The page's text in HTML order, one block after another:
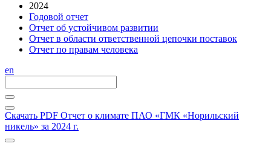
2024
Годовой отчет
Отчет об устойчивом развитии
Отчет в области ответственной цепочки поставок
Отчет по правам человека
en
Скачать PDF Отчет о климате ПАО «ГМК «Норильский
никель» за 2024 г.